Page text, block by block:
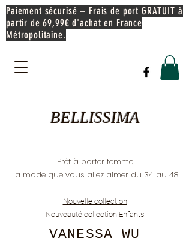
BELLISSIMA
Prêt à porter femme
La mode que vous allez aimer du 34 au 48
Nouvelle collection
Nouveauté collection Enfants
Paiement sécurisé – Frais de port GRATUIT à
partir de 69,99€ d'achat en France
Métropolitaine.
VANESSA WU